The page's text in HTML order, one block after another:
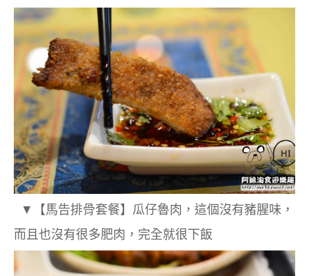
▼【馬告排骨套餐】瓜仔魯肉，這個沒有豬腥味，
而且也沒有很多肥肉，完全就很下飯